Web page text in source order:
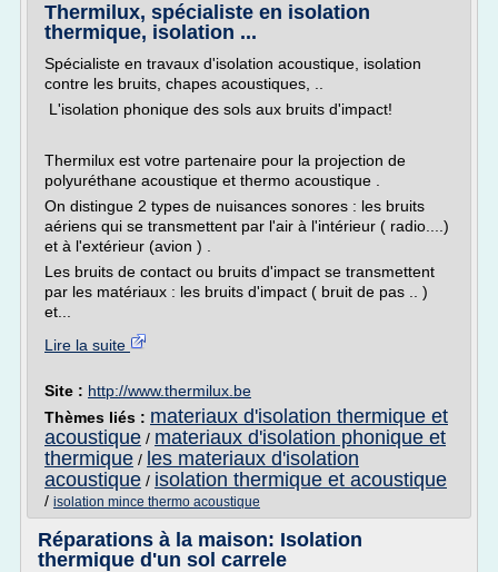
Thermilux, spécialiste en isolation
thermique, isolation ...
Spécialiste en travaux d'isolation acoustique, isolation
contre les bruits, chapes acoustiques, ..
L'isolation phonique des sols aux bruits d'impact!
Thermilux est votre partenaire pour la projection de
polyuréthane acoustique et thermo acoustique .
On distingue 2 types de nuisances sonores : les bruits
aériens qui se transmettent par l'air à l'intérieur ( radio....)
et à l'extérieur (avion ) .
Les bruits de contact ou bruits d'impact se transmettent
par les matériaux : les bruits d'impact ( bruit de pas .. )
et...
Lire la suite
Site : http://www.thermilux.be
Thèmes liés : materiaux d'isolation thermique et
acoustique / materiaux d'isolation phonique et
thermique / les materiaux d'isolation
acoustique / isolation thermique et acoustique
/ isolation mince thermo acoustique
Réparations à la maison: Isolation
thermique d'un sol carrele